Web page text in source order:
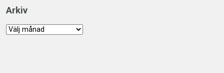
Arkiv
Arkiv